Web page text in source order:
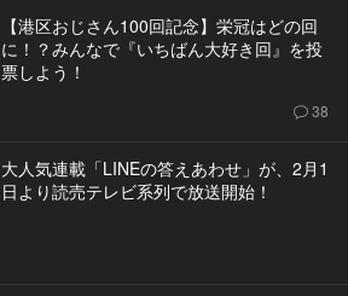
【港区おじさん100回記念】栄冠はどの回
に！？みんなで『いちばん大好き回』を投
票しよう！
38
大人気連載「LINEの答えあわせ」が、2月1
日より読売テレビ系列で放送開始！